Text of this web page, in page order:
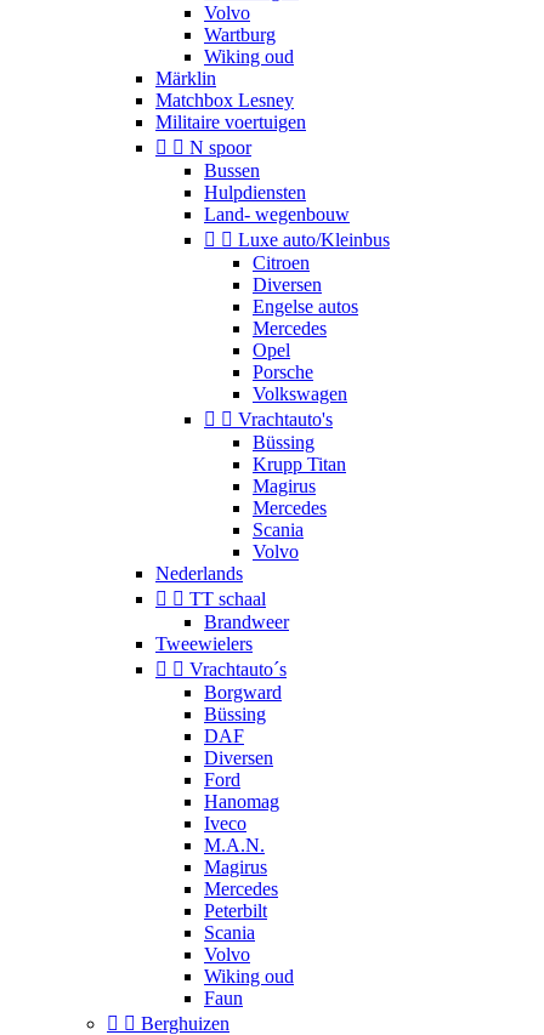
Volvo
Wartburg
Wiking oud
Märklin
Matchbox Lesney
Militaire voertuigen
  N spoor
Bussen
Hulpdiensten
Land- wegenbouw
  Luxe auto/Kleinbus
Citroen
Diversen
Engelse autos
Mercedes
Opel
Porsche
Volkswagen
  Vrachtauto's
Büssing
Krupp Titan
Magirus
Mercedes
Scania
Volvo
Nederlands
  TT schaal
Brandweer
Tweewielers
  Vrachtauto´s
Borgward
Büssing
DAF
Diversen
Ford
Hanomag
Iveco
M.A.N.
Magirus
Mercedes
Peterbilt
Scania
Volvo
Wiking oud
Faun
  Berghuizen